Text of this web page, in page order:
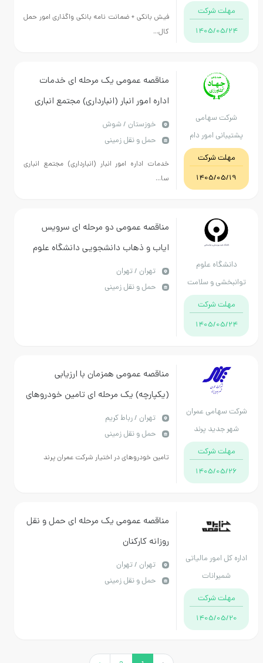
خراسان رضوی
مهلت شرکت
1405/05/24
فیش بانکی + ضمانت نامه بانکی واگذاری امور حمل
کال...
شرکت سهامی
پشتیبانی امور دام
کشور
مهلت شرکت
1405/05/19
مناقصه عمومی یک مرحله ای خدمات
اداره امور انبار (انبارداری) مجتمع انباری
سایت شوش
خوزستان / شوش
حمل و نقل زمینی
خدمات اداره امور انبار (انبارداری) مجتمع انباری
سا...
دانشگاه علوم
توانبخشی و سلامت
اجتماعی
مهلت شرکت
1405/05/24
مناقصه عمومی دو مرحله ای سرویس
ایاب و ذهاب دانشجویی دانشگاه علوم
توانبخشی و سلامت اجتماعی
تهران / تهران
حمل و نقل زمینی
شرکت سهامی عمران
شهر جدید پرند
مهلت شرکت
1405/05/26
مناقصه عمومی همزمان با ارزیابی
(یکپارچه) یک مرحله ای تامین خودروهای
در اختیار شرکت عمران پرند
تهران / رباط کریم
حمل و نقل زمینی
تامین خودروهای در اختیار شرکت عمران پرند
اداره کل امور مالیاتی
شمیرانات
مهلت شرکت
1405/05/20
مناقصه عمومی یک مرحله ای حمل و نقل
روزانه کارکنان
تهران / تهران
حمل و نقل زمینی